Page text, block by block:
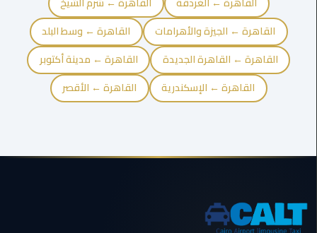
ليموزين
الشرقية
ليموزين
بنها
ليموزين
الخط
القاهرة ← الجيزة والأهرامات
القاهرة ← وسط البلد
القاهرة ← القاهرة الجديدة
القاهرة ← مدينة أكتوبر
القاهرة ← الإسكندرية
القاهرة ← الأقصر